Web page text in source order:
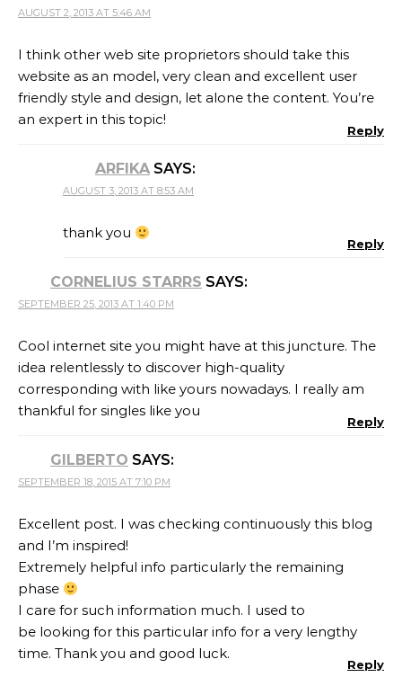
AUGUST 2, 2013 AT 5:46 AM
I think other web site proprietors should take this
website as an model, very clean and excellent user
friendly style and design, let alone the content. You’re
an expert in this topic!
Reply
ARFIKA SAYS:
AUGUST 3, 2013 AT 8:53 AM
thank you
Reply
CORNELIUS STARRS SAYS:
SEPTEMBER 25, 2013 AT 1:40 PM
Cool internet site you might have at this juncture. The
idea relentlessly to discover high-quality
corresponding with like yours nowadays. I really am
thankful for singles like you
Reply
GILBERTO SAYS:
SEPTEMBER 18, 2015 AT 7:10 PM
Excellent post. I was checking continuously this blog
and I’m inspired!
Extremely helpful info particularly the remaining
phase
I care for such information much. I used to
be looking for this particular info for a very lengthy
time. Thank you and good luck.
Reply